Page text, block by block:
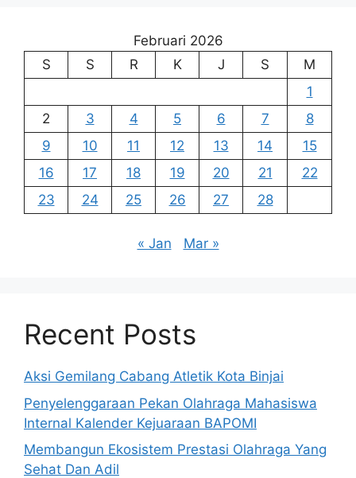
Februari 2026
S
S R K J S
M
1
2
3 4 5 6 7
8
9
10 11 12 13 14
15
16
17 18 19 20 21
22
23
24 25 26 27 28
« Jan Mar »
Recent Posts
Aksi Gemilang Cabang Atletik Kota Binjai
Penyelenggaraan Pekan Olahraga Mahasiswa
Internal Kalender Kejuaraan BAPOMI
Membangun Ekosistem Prestasi Olahraga Yang
Sehat Dan Adil